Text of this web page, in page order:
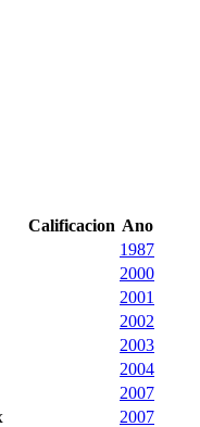
Calificacion Ano
1987
2000
2001
2002
2003
2004
2007
2007